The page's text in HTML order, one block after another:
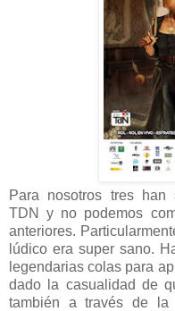
Para nosotros tres han
TDN y no podemos
anteriores.
lúdico era super sano.
legendarias colas para
dado la casualidad de
también a través de